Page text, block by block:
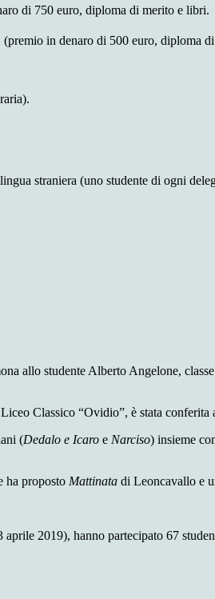
di 750 euro, diploma di merito e libri.
in denaro di 500 euro, diploma
straniera (uno studente di ogni
allo studente Alberto Angelone,
Classico “Ovidio”, è stata
(Dedalo e Icaro e Narciso) insieme
ha proposto Mattinata di Leoncavallo e
2019), hanno partecipato 67